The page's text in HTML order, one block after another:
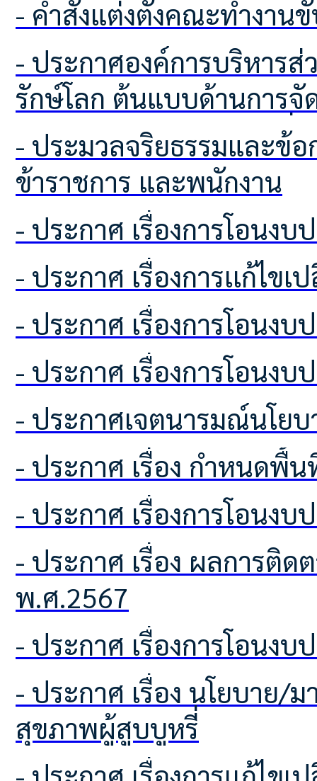
- คำสั่งแต่งตั้งคณะทำงาน
- ประกาศองค์การบริหารส่วนตำบลโคกเพลาะ เรื่อง ผลการคัดเลือกอาสาสมัครท้องถิ่น
รักษ์โลก ต้นแบบด้านการ
ทรัพยากรธรรมชาติและสิ่
- ประมวลจริยธรรมและข้อกำหนดจริยธรรม ผู้บริหารท้องถิ่น สมาชิกสภาท้องถิ่น
ข้าราชการ และพนักงาน
- ประกาศ เรื่องการโอน
- ประกาศ เรื่องการเเก้ไ
- ประกาศ เรื่องการโอน
- ประกาศ เรื่องการโอน
- ประกาศเจตนารมณ์นโย
- ประกาศ เรื่อง กำหนด
- ประกาศ เรื่องการโอน
- ประกาศ เรื่อง ผลการติดตามเเละประเมินผลเเผนพัฒนาท้องถิ่น ประจำปีงบประมาณ
พ.ศ.2567
- ประกาศ เรื่องการโอน
- ประกาศ เรื่อง นโยบาย/มาตรการ การควบคุมผลิตภัณฑ์ยาสูบ และการคุ้มครอง
สุขภาพผู้สูบบูหรี่